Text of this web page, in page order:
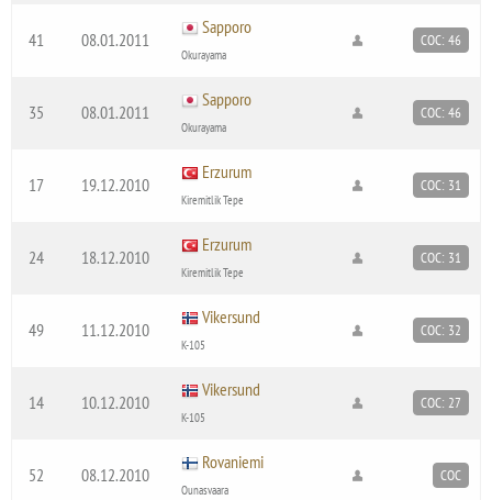
41 08.01.2011
Sapporo
Okurayama
COC: 46
35 08.01.2011
Sapporo
Okurayama
COC: 46
17 19.12.2010
Erzurum
Kiremitlik Tepe
COC: 31
24 18.12.2010
Erzurum
Kiremitlik Tepe
COC: 31
49 11.12.2010
Vikersund
K-105
COC: 32
14 10.12.2010
Vikersund
K-105
COC: 27
52 08.12.2010
Rovaniemi
Ounasvaara
COC